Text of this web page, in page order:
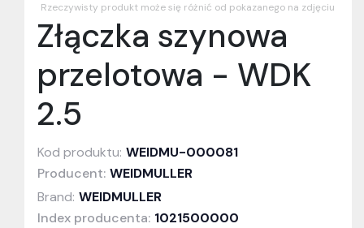
Rzeczywisty produkt może się różnić od pokazanego na zdjęciu
Złączka szynowa
przelotowa - WDK
2.5
Kod produktu: WEIDMU-000081
Producent: WEIDMULLER
Brand: WEIDMULLER
Index producenta: 1021500000